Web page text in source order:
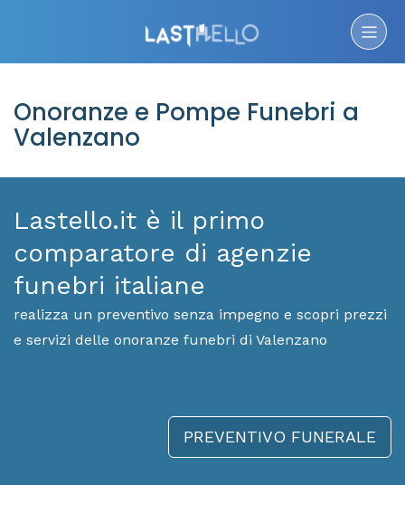
Onoranze e Pompe Funebri a
Valenzano
Lastello.it è il primo
comparatore di agenzie
funebri italiane
realizza un preventivo senza impegno e scopri prezzi
e servizi delle onoranze funebri di Valenzano
PREVENTIVO FUNERALE